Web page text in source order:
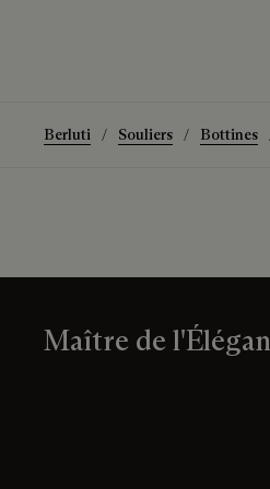
Berluti Souliers Bottines
Maître de